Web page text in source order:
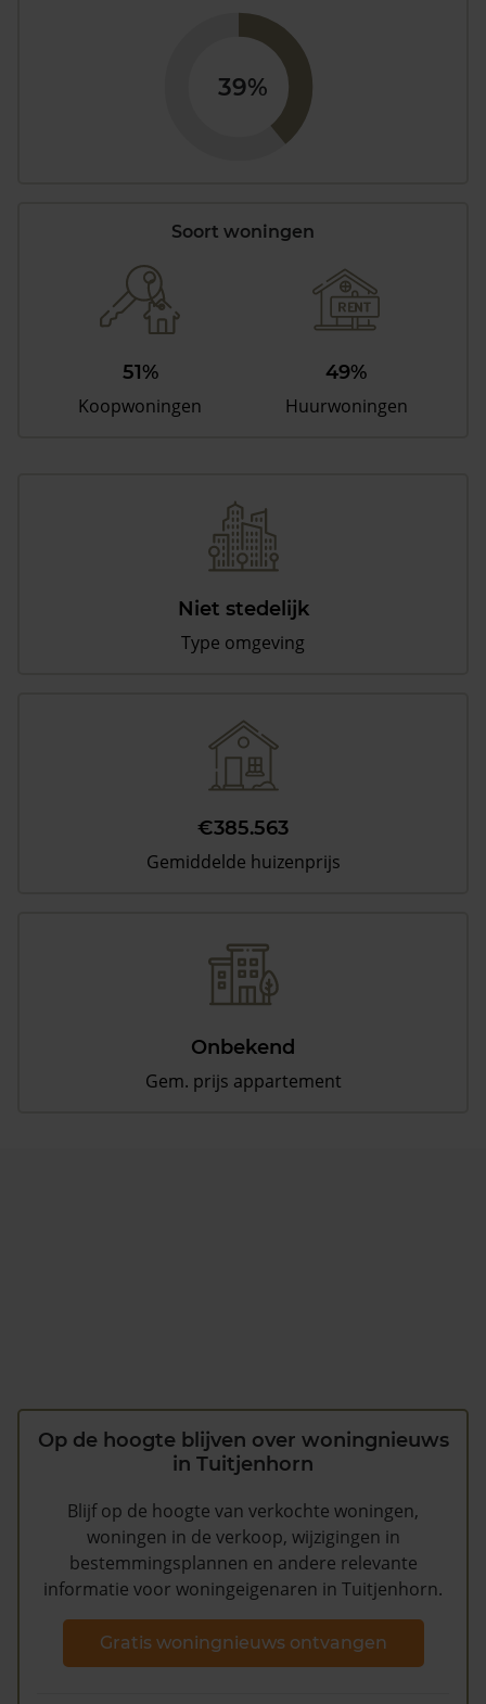
39%
Soort woningen
51%
Koopwoningen
49%
Huurwoningen
Niet stedelijk
Type omgeving
€385.563
Gemiddelde huizenprijs
Onbekend
Gem. prijs appartement
Op de hoogte blijven over woningnieuws
in Tuitjenhorn
Blijf op de hoogte van verkochte woningen,
woningen in de verkoop, wijzigingen in
bestemmingsplannen en andere relevante
informatie voor woningeigenaren in Tuitjenhorn.
Gratis woningnieuws ontvangen